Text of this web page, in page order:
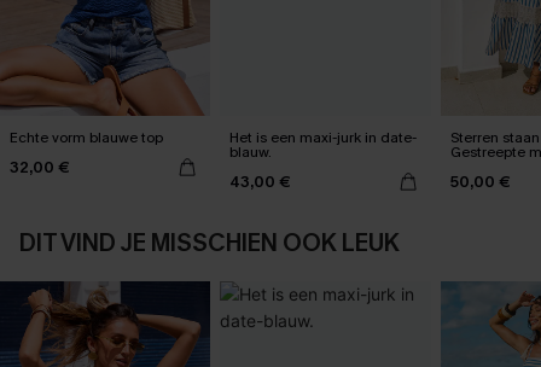
Echte vorm blauwe top
32,00 €
Het is een maxi-jurk in date-
blauw.
43,00 €
Sterren
Gestreepte
50,00 €
DIT VIND JE MISSCHIEN OOK LEUK